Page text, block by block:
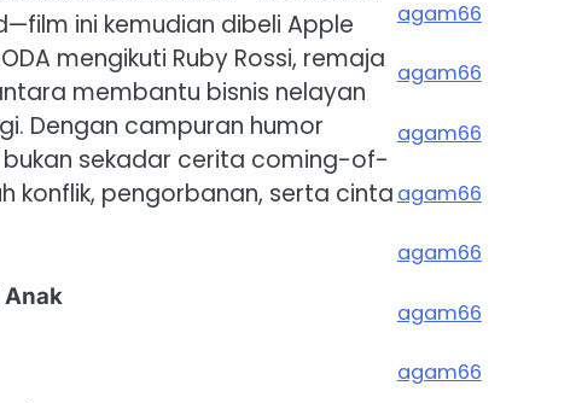
ini kemudian dibeli Apple
mengikuti Ruby Rossi, remaja
membantu bisnis nelayan
Dengan campuran humor
bukan sekadar cerita coming-of-
konflik, pengorbanan, serta cinta
Anak
agam66
agam66
agam66
agam66
agam66
agam66
agam66